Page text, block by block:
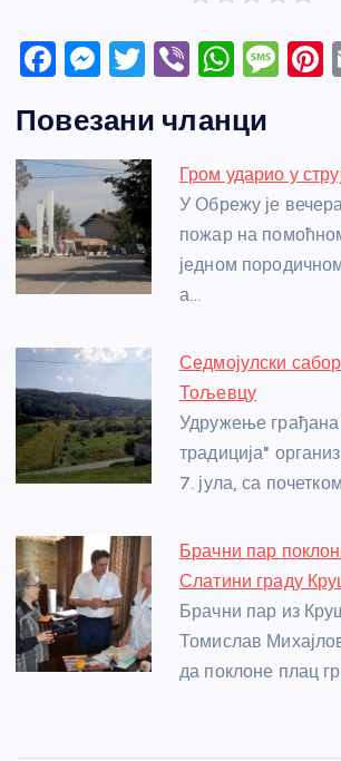
F
c
e
b
o
o
M
ss
e
n
g
er
T
itt
er
Vi
er
W
at
s
A
p
p
M
a
g
e
Повезани чланци
Гром ударио у
У Обрежу је
пожар на
једном
а…
Седмојулски
Тољевцу
Удружење
традиција"
7. јула, са
Брачни пар
Слатини граду
Брачни пар из
Томислав
да поклоне плац